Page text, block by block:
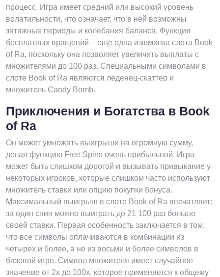
процесс. Игра имеет средний или высокий уровень
волатильности, что означает, что в ней возможны
затяжные периоды и колебания баланса. Функция
бесплатных вращений – еще одна изюминка слота Book
of Ra, поскольку она позволяет увеличить выплаты с
множителями до 100 раз. Специальными символами в
слоте Book of Ra являются леденец-скаттер и
множитель Candy Bomb.
Приключения и Богатства в Book
of Ra
Он может умножать выигрыши на огромную сумму,
делая функцию Free Spins очень прибыльной. Игра
может быть слишком дорогой и вызывать привыкание у
некоторых игроков, которые слишком часто используют
множитель ставки или опцию покупки бонуса.
Максимальный выигрыш в слоте Book of Ra впечатляет:
за один спин можно выиграть до 21 100 раз больше
своей ставки. Первая особенность заключается в том,
что все символы оплачиваются в комбинации из
четырех и более, а не из восьми и более символов в
базовой игре. Символ множителя имеет случайное
значение от 2x до 100x, которое применяется к общему